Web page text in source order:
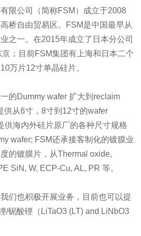
限公司（简称FSM）成立于2008
桥自由贸易区。FSM是中国最早从
之一。在2015年成立了日本分公司
；目前FSM集团有上海和日本二个
万片12寸单晶硅片。
的Dummy wafer 扩大到reclaim
供从6寸，8寸到12寸的wafer
供海内外硅片原厂的各种尺寸规格
wafer; FSM还承接客制化的镀膜业
的镀膜片，从Thermal oxide,
SiN, W, ECP-Cu, AL, PR 等。
们也积极开展业务，目前也可以提
/铌酸锂（LiTaO3 (LT) and LiNbO3